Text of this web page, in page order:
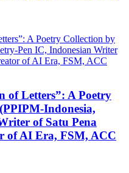
of Letters”: A Poetry
Indonesia,
of Satu Pena
of AI Era, FSM, ACC